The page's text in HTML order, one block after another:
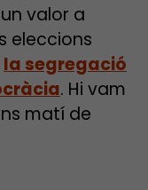
valor a
eleccions
la segregació
. Hi vam
matí de